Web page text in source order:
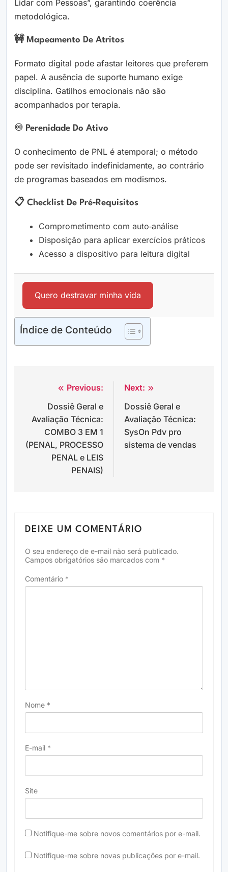
Lidar com Pessoas”, garantindo coerência
metodológica.
🚧 Mapeamento De Atritos
Formato digital pode afastar leitores que preferem
papel. A ausência de suporte humano exige
disciplina. Gatilhos emocionais não são
acompanhados por terapia.
♾️ Perenidade Do Ativo
O conhecimento de PNL é atemporal; o método
pode ser revisitado indefinidamente, ao contrário
de programas baseados em modismos.
📋 Checklist De Pré‑Requisitos
Comprometimento com auto‑análise
Disposição para aplicar exercícios práticos
Acesso a dispositivo para leitura digital
Quero destravar minha vida
Índice de Conteúdo
Navegação
Post
Previous:
Dossiê Geral e
Avaliação Técnica:
COMBO 3 EM 1
(PENAL, PROCESSO
PENAL e LEIS
PENAIS)
Next:
Dossiê Geral e
Avaliação Técnica:
SysOn Pdv pro
sistema de vendas
DEIXE UM COMENTÁRIO
O seu endereço de e-mail não será publicado.
Campos obrigatórios são marcados com *
Comentário *
Nome *
E-mail *
Site
Notifique-me sobre novos comentários por e-mail.
Notifique-me sobre novas publicações por e-mail.